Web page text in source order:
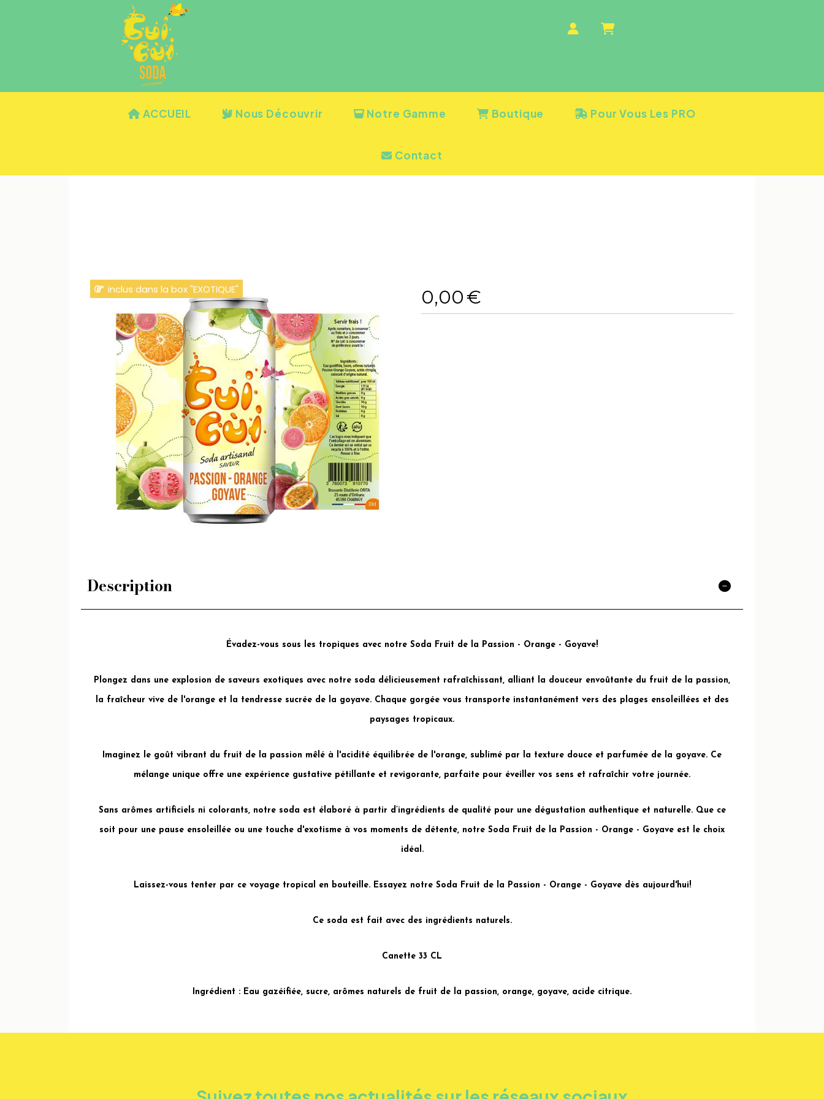
ACCUEIL Nous Découvrir Notre Gamme Boutique Pour Vous Les PRO
Contact
inclus dans la box "EXOTIQUE" 0,00€
Description
Évadez-vous sous les tropiques avec notre Soda Fruit de la Passion - Orange - Goyave!
Plongez dans une explosion de saveurs exotiques avec notre soda délicieusement rafraîchissant, alliant la douceur envoûtante du fruit de la passion,
la fraîcheur vive de l'orange et la tendresse sucrée de la goyave. Chaque gorgée vous transporte instantanément vers des plages ensoleillées et des
paysages tropicaux.
Imaginez le goût vibrant du fruit de la passion mêlé à l'acidité équilibrée de l'orange, sublimé par la texture douce et parfumée de la goyave. Ce
mélange unique offre une expérience gustative pétillante et revigorante, parfaite pour éveiller vos sens et rafraîchir votre journée.
Sans arômes artificiels ni colorants, notre soda est élaboré à partir d’ingrédients de qualité pour une dégustation authentique et naturelle. Que ce
soit pour une pause ensoleillée ou une touche d'exotisme à vos moments de détente, notre Soda Fruit de la Passion - Orange - Goyave est le choix
idéal.
Laissez-vous tenter par ce voyage tropical en bouteille. Essayez notre Soda Fruit de la Passion - Orange - Goyave dès aujourd'hui!
Ce soda est fait avec des ingrédients naturels.
Canette 33 CL
Ingrédient : Eau gazéifiée, sucre, arômes naturels de fruit de la passion, orange, goyave, acide citrique.